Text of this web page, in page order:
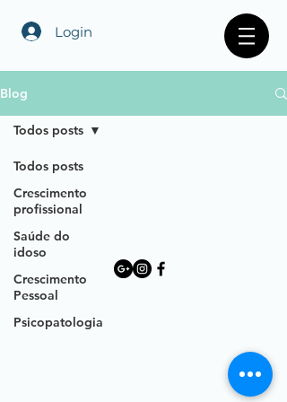
Login
Blog
Todos posts
Crescimento
profissional
Saúde do
idoso
Crescimento
Pessoal
Psicopatologia
Todos posts